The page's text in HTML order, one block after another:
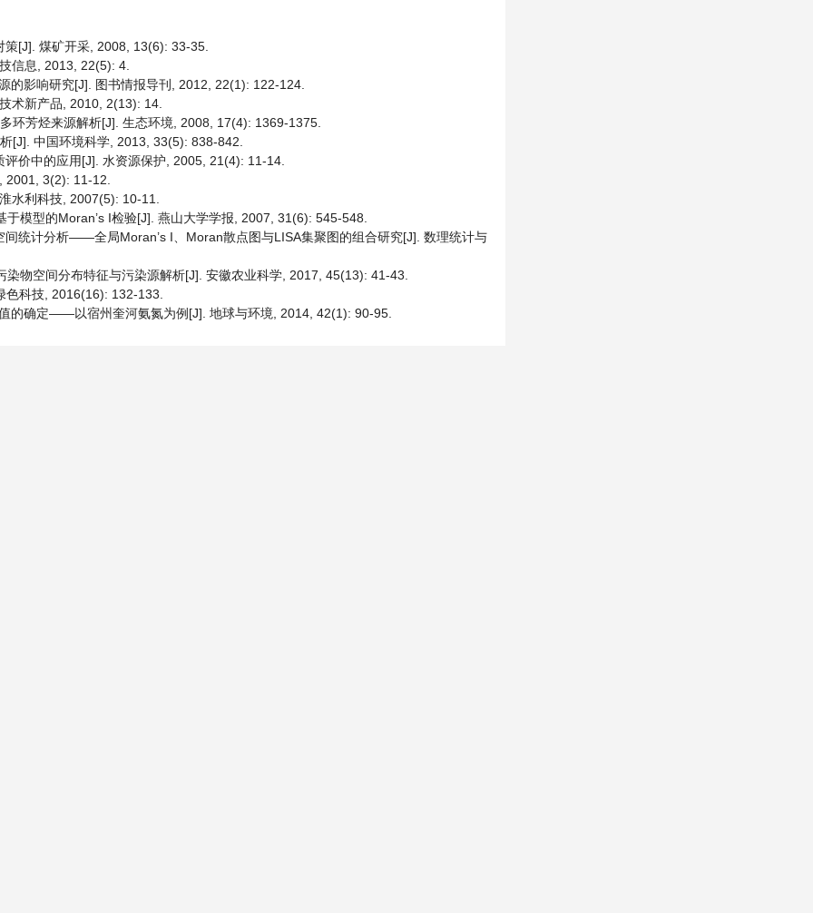
[J]. 煤矿开采, 2008, 13(6): 33-35.
信息, 2013, 22(5): 4.
的影响研究[J]. 图书情报导刊, 2012, 22(1): 122-124.
术新产品, 2010, 2(13): 14.
环芳烃来源解析[J]. 生态环境, 2008, 17(4): 1369-1375.
[J]. 中国环境科学, 2013, 33(5): 838-842.
价中的应用[J]. 水资源保护, 2005, 21(4): 11-14.
2001, 3(2): 11-12.
水利科技, 2007(5): 10-11.
模型的Moran’s I检验[J]. 燕山大学学报, 2007, 31(6): 545-548.
统计分析——全局Moran’s I、Moran散点图与LISA集聚图的组合研究[J]. 数理统计与
物空间分布特征与污染源解析[J]. 安徽农业科学, 2017, 45(13): 41-43.
科技, 2016(16): 132-133.
的确定——以宿州奎河氨氮为例[J]. 地球与环境, 2014, 42(1): 90-95.